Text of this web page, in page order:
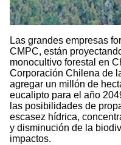
Las grandes empresas
CMPC, están
monocultivo forestal en
Corporación Chilena de
agregar un millón de
eucalipto para el año
las posibilidades de
escasez hídrica,
y disminución de la
impactos.